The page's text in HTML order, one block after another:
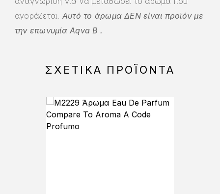
αγοράζεται. Αυτό το άρωμα ΔΕΝ είναι προϊόν με
την επωνυμία Aqva B .
ΣΧΕΤΙΚΆ ΠΡΟΪΌΝΤΑ